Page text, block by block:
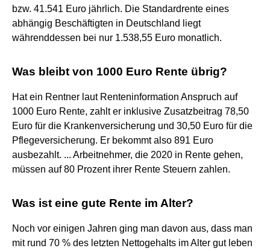
bzw. 41.541 Euro jährlich. Die Standardrente eines
abhängig Beschäftigten in Deutschland liegt
währenddessen bei nur 1.538,55 Euro monatlich.
Was bleibt von 1000 Euro Rente übrig?
Hat ein Rentner laut Renteninformation Anspruch auf
1000 Euro Rente, zahlt er inklusive Zusatzbeitrag 78,50
Euro für die Krankenversicherung und 30,50 Euro für die
Pflegeversicherung. Er bekommt also 891 Euro
ausbezahlt. ... Arbeitnehmer, die 2020 in Rente gehen,
müssen auf 80 Prozent ihrer Rente Steuern zahlen.
Was ist eine gute Rente im Alter?
Noch vor einigen Jahren ging man davon aus, dass man
mit rund 70 % des letzten Nettogehalts im Alter gut leben